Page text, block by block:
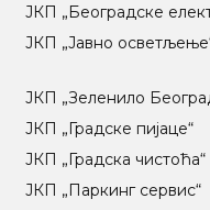
ЈКП „Београдске
ЈКП „Јавно
ЈКП „Зеленило
ЈКП „Градске пијаце“
ЈКП „Градска чистоћа“
ЈКП „Паркинг сервис“